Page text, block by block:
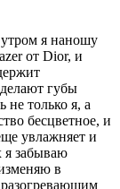
утром я наношу
от Dior, и
губы
не только я, а
бесцветное, и
увлажняет и
я забываю
в